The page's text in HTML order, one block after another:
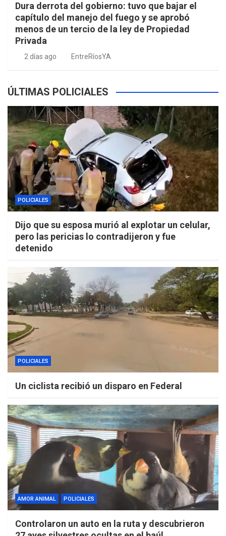
Dura derrota del gobierno: tuvo que bajar el
capítulo del manejo del fuego y se aprobó
menos de un tercio de la ley de Propiedad
Privada
2 días ago EntreRíosYA
ÚLTIMAS POLICIALES
POLICIALES
Dijo que su esposa murió al explotar un celular,
pero las pericias lo contradijeron y fue
detenido
POLICIALES
Un ciclista recibió un disparo en Federal
AMOR ANIMAL POLICIALES
Controlaron un auto en la ruta y descubrieron